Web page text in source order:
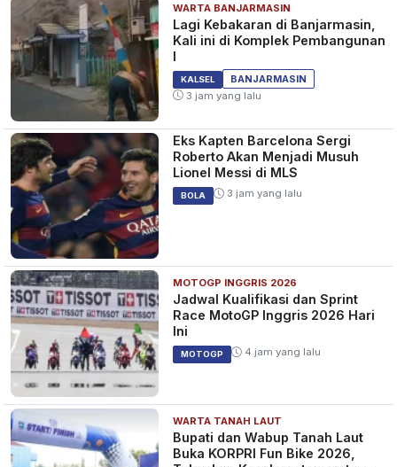
WARTA BANJARMASIN
Lagi Kebakaran di Banjarmasin,
Kali ini di Komplek Pembangunan
I
KALSEL
BANJARMASIN
3 jam yang lalu
Eks Kapten Barcelona Sergi
Roberto Akan Menjadi Musuh
Lionel Messi di MLS
BOLA 3 jam yang lalu
MOTOGP INGGRIS 2026
Jadwal Kualifikasi dan Sprint
Race MotoGP Inggris 2026 Hari
Ini
MOTOGP 4 jam yang lalu
WARTA TANAH LAUT
Bupati dan Wabup Tanah Laut
Buka KORPRI Fun Bike 2026,